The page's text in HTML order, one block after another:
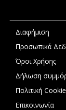
Διαφήμιση
Προσωπικά
Όροι Χρήσης
Δήλωση
Πολιτική
Επικοινωνία